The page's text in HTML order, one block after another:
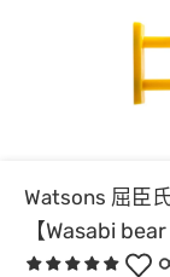
Watsons 屈臣
【Wasabi